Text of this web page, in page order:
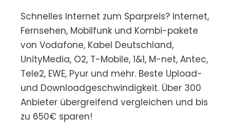
Schnelles Internet zum Sparpreis? Internet,
Fernsehen, Mobilfunk und Kombi-pakete
von Vodafone, Kabel Deutschland,
UnityMedia, O2, T-Mobile, 1&1, M-net, Antec,
Tele2, EWE, Pyur und mehr. Beste Upload-
und Downloadgeschwindigkeit. Über 300
Anbieter übergreifend vergleichen und bis
zu 650€ sparen!